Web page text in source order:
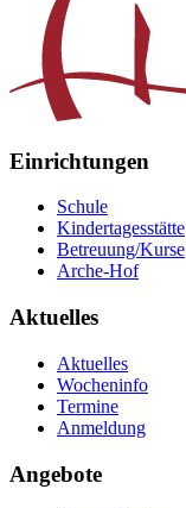
Einrichtungen
Schule
Kindertagesstätte
Betreuung/Kurse
Arche-Hof
Aktuelles
Aktuelles
Wocheninfo
Termine
Anmeldung
Angebote